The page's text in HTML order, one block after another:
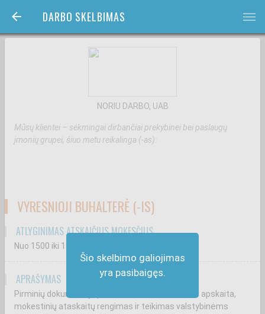
DARBO SKELBIMAS bars
Šio skelbimo galiojimas
yra pasibaigęs.
NORIU DARBO, UAB
Mūsų klientei – sėkmingai dirbančiai prekybinei bei paslaugų
įmonių grupei, šiuo metu reikalinga (-as):
VYRESNIOJI BUHALTERĖ (-IS)
ATLYGINIMAS ATSKAIČIUS MOKESČIUS
Nuo 1500 iki 1800
APRAŠYMAS
Pirminių dokumentų apskaita, darbo užmokesčio apskaita,
mokestinių ataskaitų rengimas ir teikimas valstybinėms